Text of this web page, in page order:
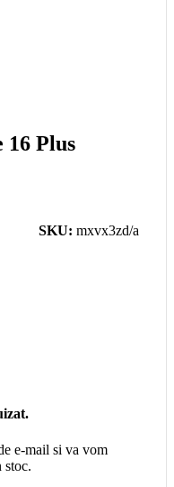
16 Plus
SKU: mxvx3zd/a
e-mail si va vom
stoc.